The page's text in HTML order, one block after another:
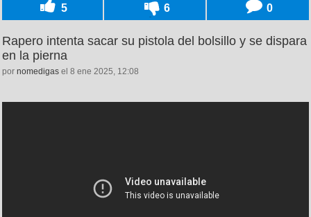
5 6 0
Rapero intenta sacar su pistola del bolsillo y se dispara
en la pierna
por nomedigas el 8 ene 2025, 12:08